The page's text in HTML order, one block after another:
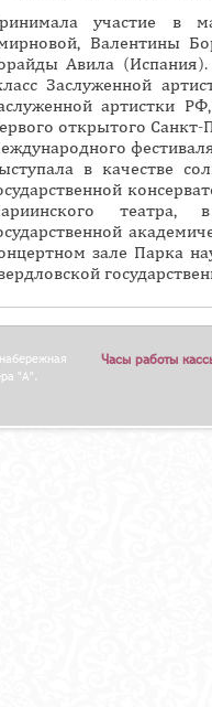
участие в
Валентины
Авила
Заслуженной
артистки
открытого Санкт-
в качестве
театра,
зале Парка
"А".
Часы работы